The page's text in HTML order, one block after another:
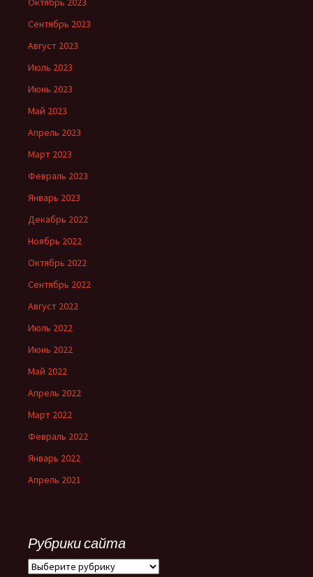
Сентябрь 2023
Август 2023
Июль 2023
Июнь 2023
Май 2023
Апрель 2023
Март 2023
Февраль 2023
Январь 2023
Декабрь 2022
Ноябрь 2022
Октябрь 2022
Сентябрь 2022
Август 2022
Июль 2022
Июнь 2022
Май 2022
Апрель 2022
Март 2022
Февраль 2022
Январь 2022
Апрель 2021
Рубрики сайта
Рубрики